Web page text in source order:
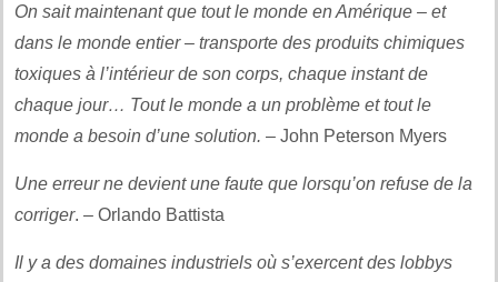
On sait maintenant que tout le monde en Amérique – et
dans le monde entier – transporte des produits chimiques
toxiques à l’intérieur de son corps, chaque instant de
chaque jour… Tout le monde a un problème et tout le
monde a besoin d’une solution. – John Peterson Myers
Une erreur ne devient une faute que lorsqu’on refuse de la
corriger. – Orlando Battista
Il y a des domaines industriels où s’exercent des lobbys